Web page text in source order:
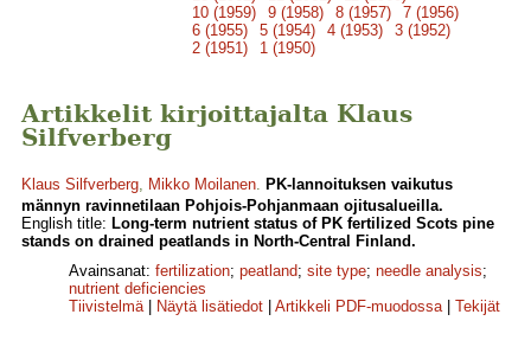
10 (1959)
9 (1958) 8 (1957)
7 (1956)
6 (1955)
5 (1954) 4 (1953)
3 (1952)
2 (1951)
1 (1950)
Artikkelit kirjoittajalta Klaus
Silfverberg
Klaus Silfverberg, Mikko Moilanen. PK-lannoituksen vaikutus
männyn ravinnetilaan Pohjois-Pohjanmaan ojitusalueilla.
English title: Long-term nutrient status of PK fertilized Scots pine
stands on drained peatlands in North-Central Finland.
Avainsanat: fertilization; peatland; site type; needle analysis;
nutrient deficiencies
Tiivistelmä| Näytä lisätiedot Artikkeli PDF-muodossa| Tekijät